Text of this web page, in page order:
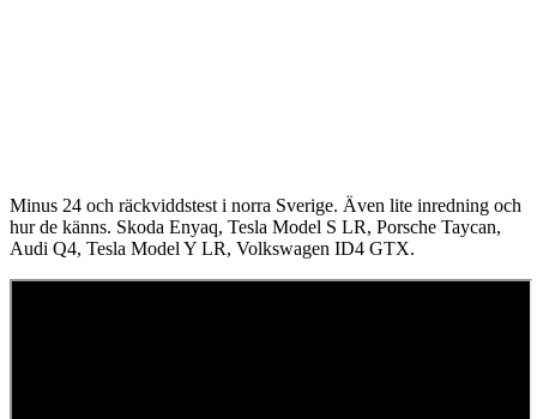
Minus 24 och räckviddstest i norra Sverige. Även lite inredning och
hur de känns. Skoda Enyaq, Tesla Model S LR, Porsche Taycan,
Audi Q4, Tesla Model Y LR, Volkswagen ID4 GTX.